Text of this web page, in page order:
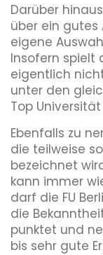
Darüber
über ein
eigene
Insofern spielt
eigentlich
unter den
Top
Ebenfalls zu
die teilweise
bezeichnet
kann immer
darf die FU
die
punktet und
bis sehr gute